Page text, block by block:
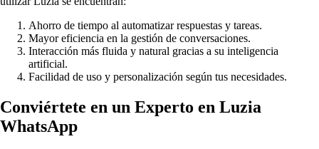
Ahorro de tiempo al automatizar respuestas y tareas.
Mayor eficiencia en la gestión de conversaciones.
Interacción más fluida y natural gracias a su inteligencia
artificial.
Facilidad de uso y personalización según tus necesidades.
Conviértete en un Experto en Luzia
WhatsApp